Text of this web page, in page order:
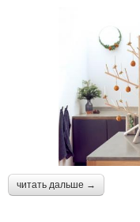
читать дальше →